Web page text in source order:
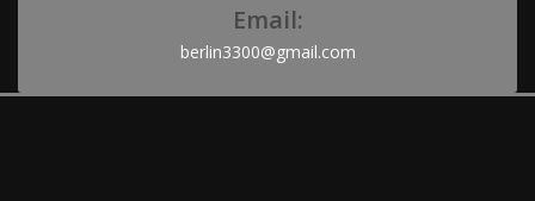
Email:
berlin3300@gmail.com